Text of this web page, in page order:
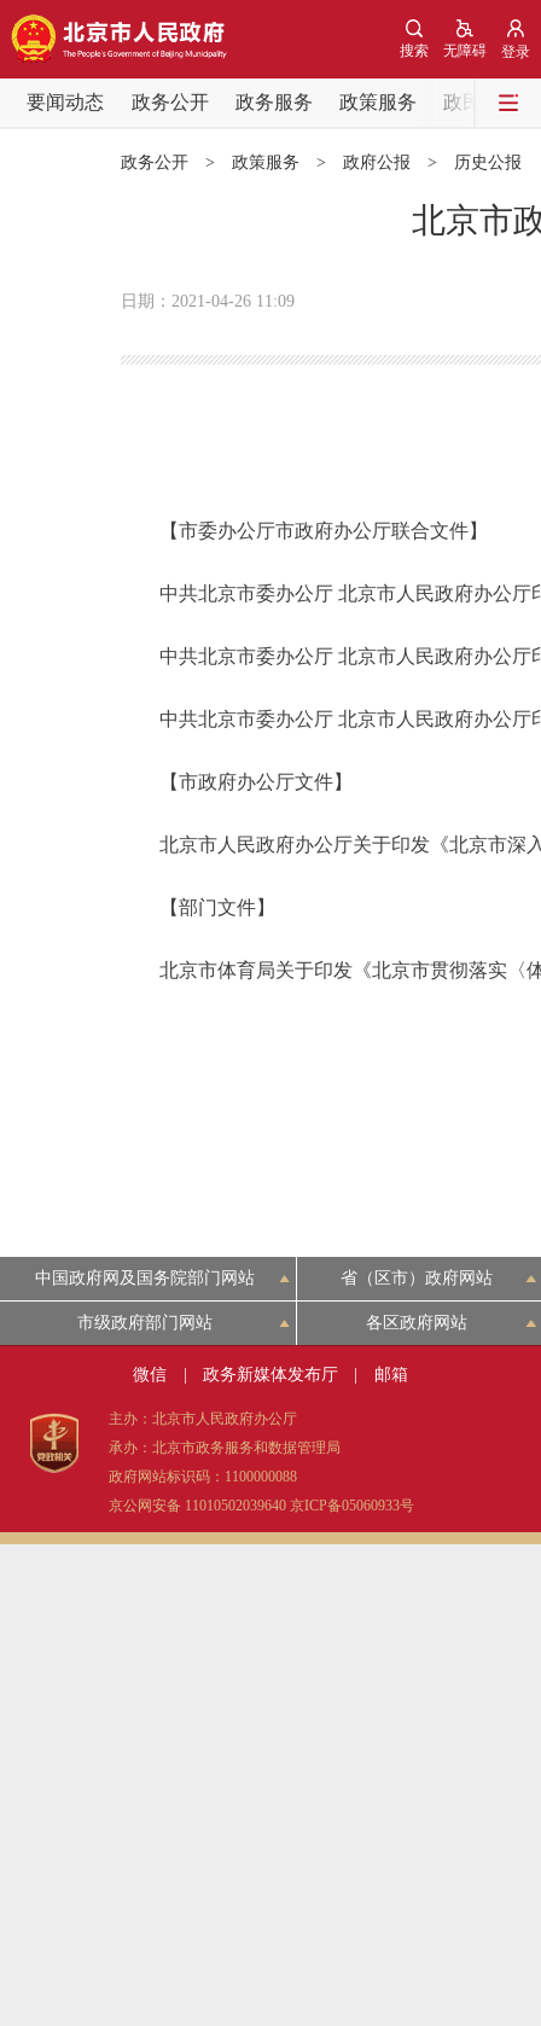
登录
无障碍
搜索
要闻动态 政务公开 政务服务 政策服务
政民互动
政策兑现
决策公开
政务服务
个人服务
绿色北京
多语种
ENGLISH
DEUTSCH
政务公开 > 政策服务 > 政府公报 > 历史公报
北京市
日期：2021-04-26 11:09
【市委办公厅市政府办公厅联合文件】
中共北京市委办公厅 北京市人民政府办公厅
中共北京市委办公厅 北京市人民政府办公厅
中共北京市委办公厅 北京市人民政府办公厅
【市政府办公厅文件】
北京市人民政府办公厅关于印发《北京市深
【部门文件】
北京市体育局关于印发《北京市贯彻落实〈
中国政府网及国务院部门网站 省（区市）政府网站
市级政府部门网站 各区政府网站
微信 政务新媒体发布厅 邮箱
主办：北京市人民政府办公厅
承办：北京市政务服务和数据管理局
政府网站标识码：1100000088
京公网安备 11010502039640 京ICP备05060933号